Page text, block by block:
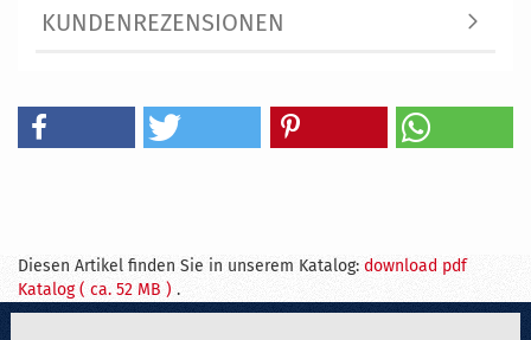
KUNDENREZENSIONEN
Diesen Artikel finden Sie in unserem Katalog: download pdf
Katalog ( ca. 52 MB ) .